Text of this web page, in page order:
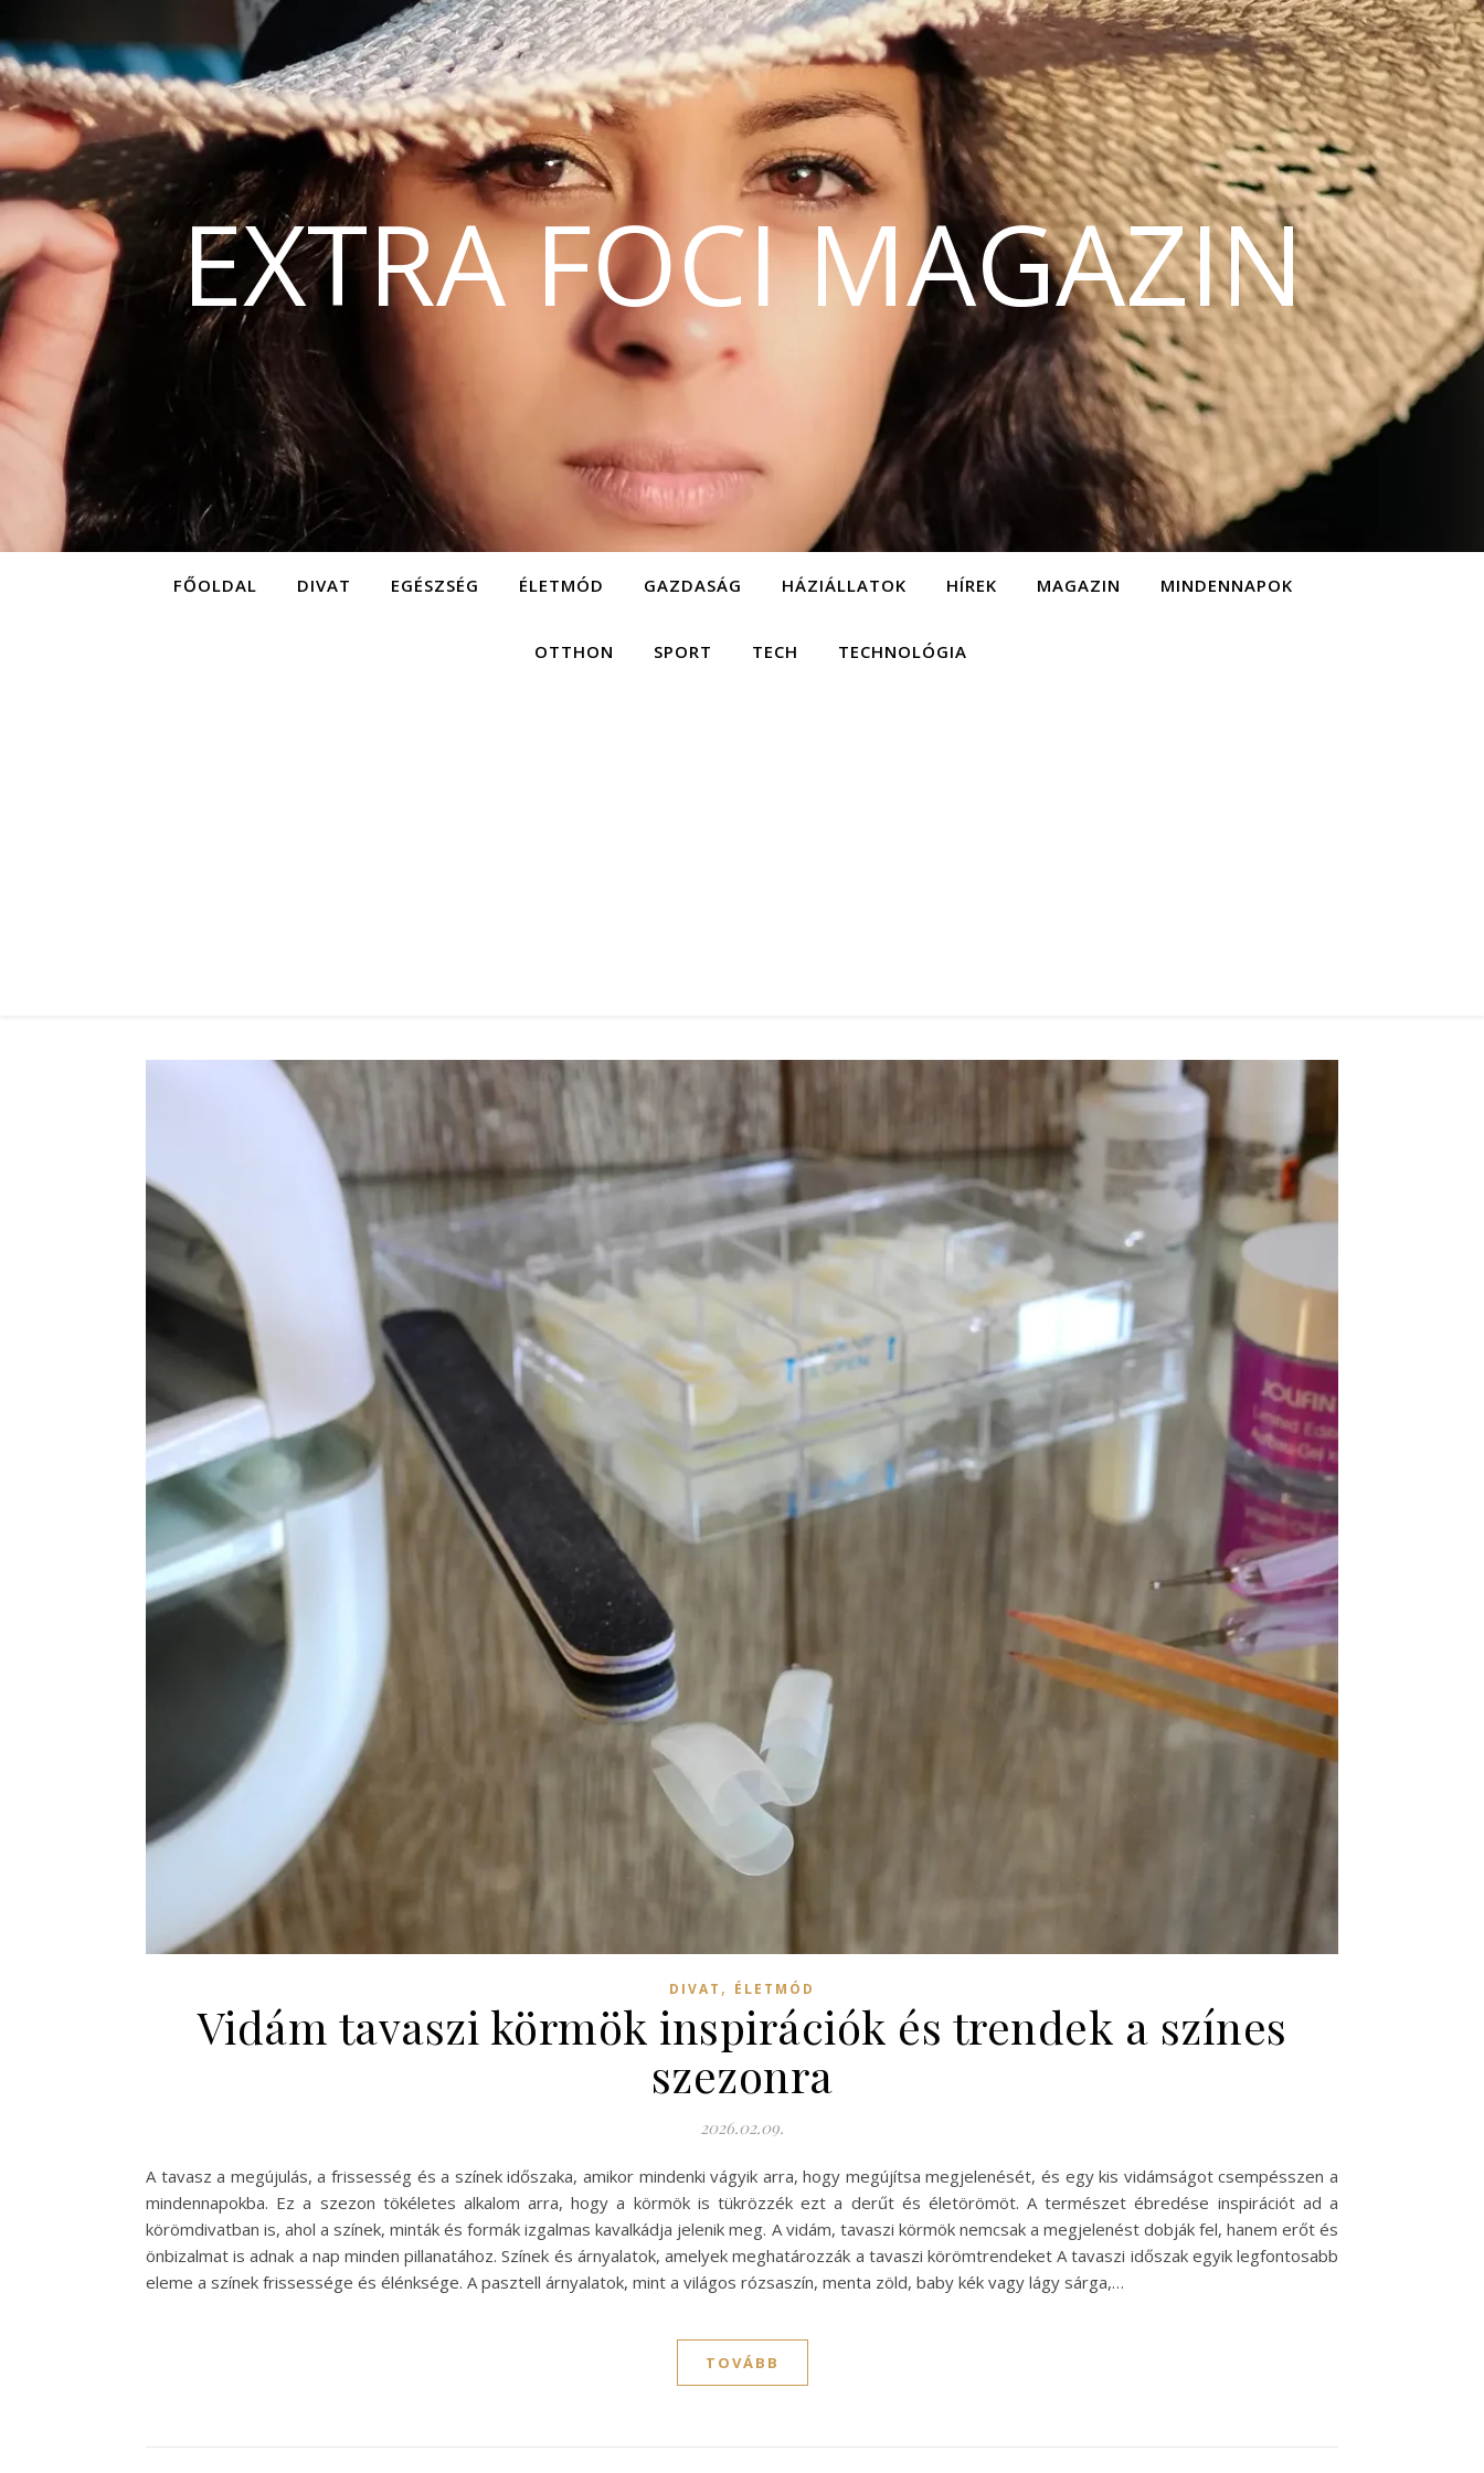
EXTRA FOCI MAGAZIN
FŐOLDAL DIVAT EGÉSZSÉG ÉLETMÓD GAZDASÁG HÁZIÁLLATOK HÍREK MAGAZIN MINDENNAPOK
OTTHON SPORT TECH TECHNOLÓGIA
DIVAT , ÉLETMÓD
Vidám tavaszi körmök inspirációk és trendek a színes
szezonra
2026.02.09.
A tavasz a megújulás, a frissesség és a színek időszaka, amikor mindenki vágyik arra, hogy megújítsa megjelenését, és egy kis vidámságot csempésszen a
mindennapokba. Ez a szezon tökéletes alkalom arra, hogy a körmök is tükrözzék ezt a derűt és életörömöt. A természet ébredése inspirációt ad a
körömdivatban is, ahol a színek, minták és formák izgalmas kavalkádja jelenik meg. A vidám, tavaszi körmök nemcsak a megjelenést dobják fel, hanem erőt és
önbizalmat is adnak a nap minden pillanatához. Színek és árnyalatok, amelyek meghatározzák a tavaszi körömtrendeket A tavaszi időszak egyik legfontosabb
eleme a színek frissessége és élénksége. A pasztell árnyalatok, mint a világos rózsaszín, menta zöld, baby kék vagy lágy sárga,…
TOVÁBB